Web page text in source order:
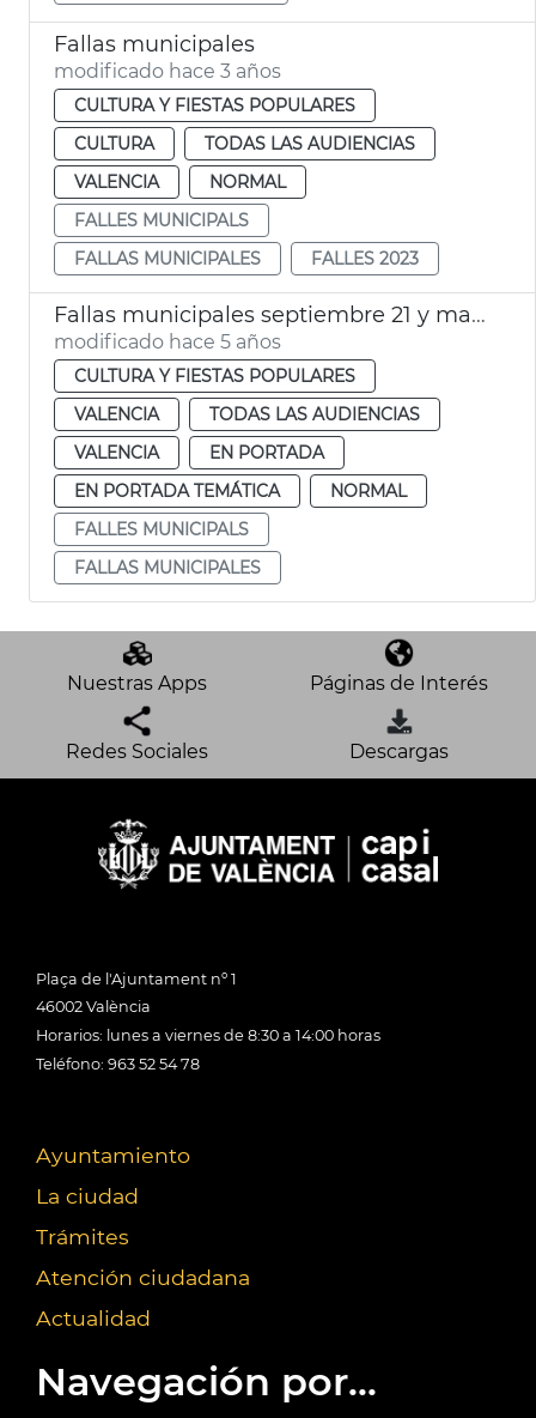
Fallas municipales
modificado hace 3 años
CULTURA Y FIESTAS POPULARES
CULTURA
TODAS LAS AUDIENCIAS
VALENCIA
NORMAL
FALLES MUNICIPALS
FALLAS MUNICIPALES
FALLES 2023
Fallas municipales septiembre 21 y marzo 22
modificado hace 5 años
CULTURA Y FIESTAS POPULARES
VALENCIA
TODAS LAS AUDIENCIAS
VALENCIA
EN PORTADA
EN PORTADA TEMÁTICA
NORMAL
FALLES MUNICIPALS
FALLAS MUNICIPALES
Nuestras Apps Páginas de Interés
Redes Sociales Descargas
Plaça de l'Ajuntament nº 1
46002 València
Horarios: lunes a viernes de 8:30 a 14:00 horas
Teléfono: 963 52 54 78
Ayuntamiento
La ciudad
Trámites
Atención ciudadana
Actualidad
Navegación por...